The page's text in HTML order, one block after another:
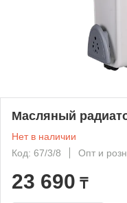
Масляный
Нет в наличии
Код: 67/3/8
Опт и
23 690 ₸